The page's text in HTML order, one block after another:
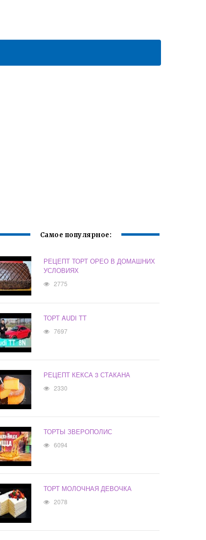
Самое популярное:
РЕЦЕПТ ТОРТ ОРЕО В ДОМАШНИХ
УСЛОВИЯХ
2775
ТОРТ AUDI TT
7697
РЕЦЕПТ КЕКСА 3 СТАКАНА
2330
ТОРТЫ ЗВЕРОПОЛИС
6094
ТОРТ МОЛОЧНАЯ ДЕВОЧКА
2078